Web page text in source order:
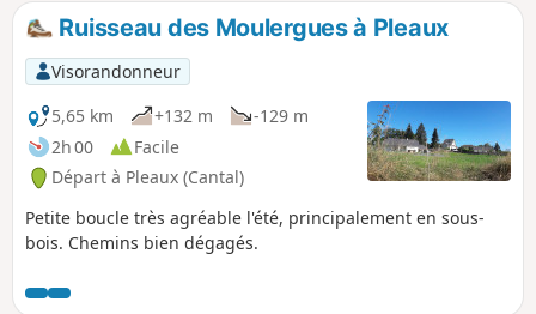
Ruisseau des Moulergues à Pleaux
Visorandonneur
5,65 km
+132 m
-129 m
2h 00
Facile
Départ à Pleaux (Cantal)
Petite boucle très agréable l'été, principalement en sous-
bois. Chemins bien dégagés.